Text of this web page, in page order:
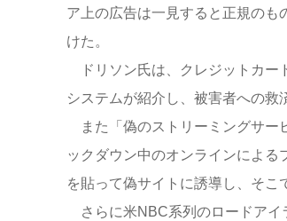
ア上の広告は一見すると正規の
けた。
ドリソン氏は、クレジットカー
システムが紹介し、被害者への救
また「偽のストリーミングサー
ックダウン中のオンラインによる
を貼って偽サイトに誘導し、そこ
さらに米NBC系列のロードアイ